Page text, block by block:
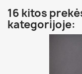
16 kitos
kategorijoje: